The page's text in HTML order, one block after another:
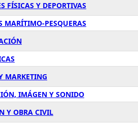
FÍSICAS Y DEPORTIVAS
MARÍTIMO-PESQUERAS
MARKETING
IMÁGEN Y SONIDO
Y OBRA CIVIL